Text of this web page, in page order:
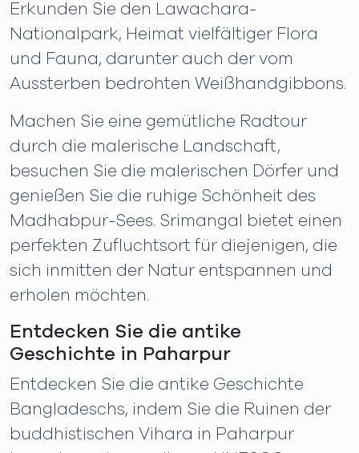
Erkunden Sie den Lawachara-
Nationalpark, Heimat vielfältiger Flora
und Fauna, darunter auch der vom
Aussterben bedrohten Weißhandgibbons.
Machen Sie eine gemütliche Radtour
durch die malerische Landschaft,
besuchen Sie die malerischen Dörfer und
genießen Sie die ruhige Schönheit des
Madhabpur-Sees. Srimangal bietet einen
perfekten Zufluchtsort für diejenigen, die
sich inmitten der Natur entspannen und
erholen möchten.
Entdecken Sie die antike
Geschichte in Paharpur
Entdecken Sie die antike Geschichte
Bangladeschs, indem Sie die Ruinen der
buddhistischen Vihara in Paharpur